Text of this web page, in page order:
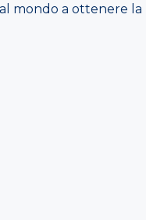
mondo a ottenere la